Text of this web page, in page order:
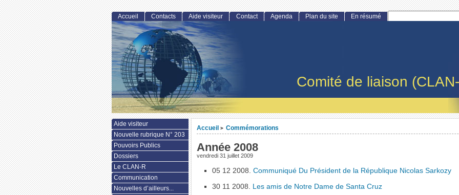
Comité de liaison
Accueil > Commémorations
Année 2008
vendredi 31 juillet 2009
05 12 2008.Communiqué Du Président de la République Nicolas Sarkozy
30 11 2008. Les amis de Notre Dame de Santa Cruz
Accueil Contacts Aide visiteur Contact Agenda Plan du site En résumé
Aide visiteur
Nouvelle rubrique N° 203
Pouvoirs Publics
Dossiers
Le CLAN-R
Communication
Nouvelles d’ailleurs...